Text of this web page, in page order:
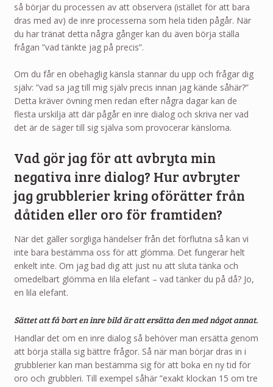
så börjar du processen av att observera (istället för att bara
dras med av) de inre processerna som hela tiden pågår. När
du har tränat detta några gånger kan du även börja ställa
frågan ”vad tänkte jag på precis”.
Om du får en obehaglig känsla stannar du upp och frågar dig
själv: ”vad sa jag till mig själv precis innan jag kände såhär?”
Detta kräver övning men redan efter några dagar kan de
flesta urskilja att där pågår en inre dialog och skriva ner vad
det är de säger till sig själva som provocerar känslorna.
Vad gör jag för att avbryta min
negativa inre dialog? Hur avbryter
jag grubblerier kring oförätter från
dåtiden eller oro för framtiden?
När det gäller sorgliga händelser från det förflutna så kan vi
inte bara bestämma oss för att glömma. Det fungerar helt
enkelt inte. Om jag bad dig att just nu att sluta tänka och
omedelbart glömma en lila elefant – vad tänker du på då? Jo,
en lila elefant.
Sättet att få bort en inre bild är att ersätta den med något annat.
Handlar det om en inre dialog så behöver man ersätta genom
att börja ställa sig bättre frågor. Så när man börjar dras in i
grubblerier kan man bestämma sig för att boka en ny tid för
oro och grubbleri. Till exempel såhär ”exakt klockan 15 om tre